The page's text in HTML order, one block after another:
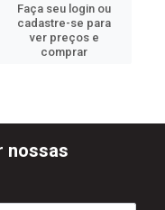
Faça seu login ou
cadastre-se para
ver preços e
comprar
nossas